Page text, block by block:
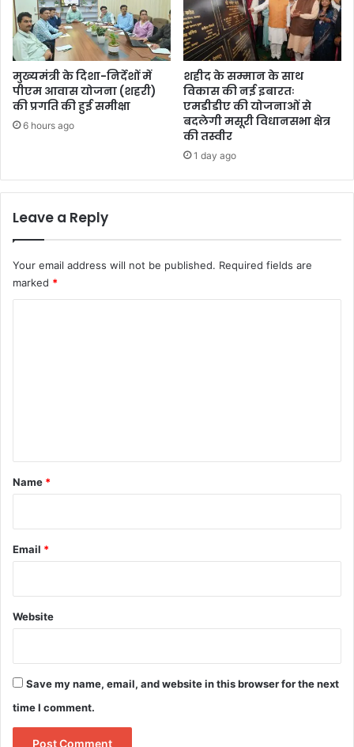
मुख्यमंत्री के दिशा-निर्देशों में
पीएम आवास योजना (शहरी)
की प्रगति की हुई समीक्षा
6 hours ago
शहीद के सम्मान के साथ
विकास की नई इबारतः
एमडीडीए की योजनाओं से
बदलेगी मसूरी विधानसभा क्षेत्र
की तस्वीर
1 day ago
Leave a Reply
Your email address will not be published. Required fields are
marked *
*
Name *
Email *
Website
Save my name, email, and website in this browser for the next
time I comment.